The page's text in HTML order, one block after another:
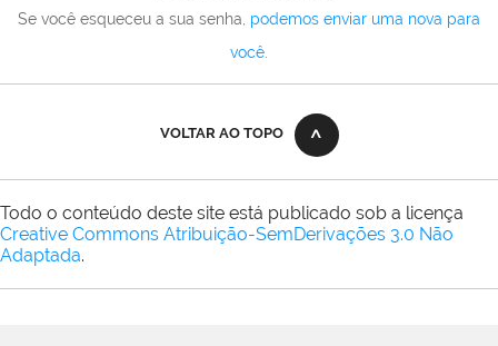
Se você esqueceu a sua senha, podemos enviar uma nova para
você
VOLTAR AO TOPO
Todo o conteúdo deste site está publicado sob a licença
Creative Commons Atribuição-SemDerivações 3.0 Não
Adaptada.